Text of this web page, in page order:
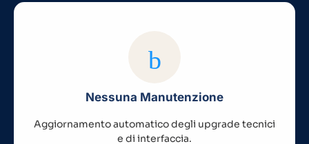
Nessuna Manutenzione
Aggiornamento automatico degli upgrade tecnici
e di interfaccia.